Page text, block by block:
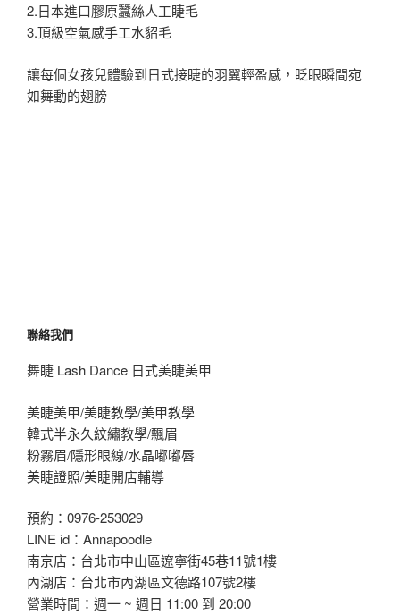
2.日本進口膠原蠶絲人工睫毛
3.頂級空氣感手工水貂毛
讓每個女孩兒體驗到日式接睫的羽翼輕盈感，眨眼瞬間宛
如舞動的翅膀
聯絡我們
舞睫 Lash Dance 日式美睫美甲
美睫美甲/美睫教學/美甲教學
韓式半永久紋繡教學/飄眉
粉霧眉/隱形眼線/水晶嘟嘟唇
美睫證照/美睫開店輔導
預約：0976-253029
LINE id：Annapoodle
南京店：台北市中山區遼寧街45巷11號1樓
內湖店：台北市內湖區文德路107號2樓
營業時間：週一 ~ 週日 11:00 到 20:00